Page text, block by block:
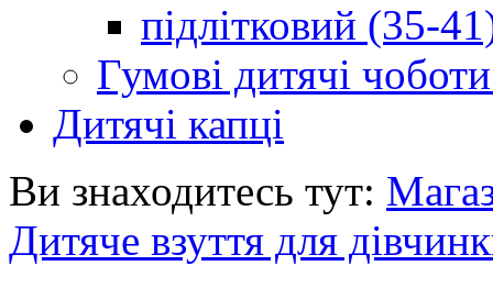
підлітковий (35-
Гумові дитячі
Дитячі капці
Ви знаходитесь тут:
Дитяче взуття для